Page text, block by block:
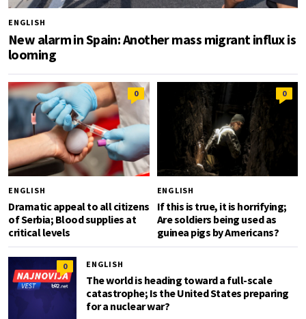
ENGLISH
New alarm in Spain: Another mass migrant influx is
looming
0
ENGLISH
Dramatic appeal to all citizens
of Serbia; Blood supplies at
critical levels
0
ENGLISH
If this is true, it is horrifying;
Are soldiers being used as
guinea pigs by Americans?
0 ENGLISH
The world is heading toward a full-scale
catastrophe; Is the United States preparing
for a nuclear war?